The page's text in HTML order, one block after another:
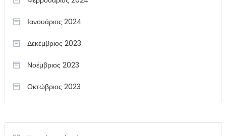
Ιανουάριος 2024
Δεκέμβριος 2023
Νοέμβριος 2023
Οκτώβριος 2023